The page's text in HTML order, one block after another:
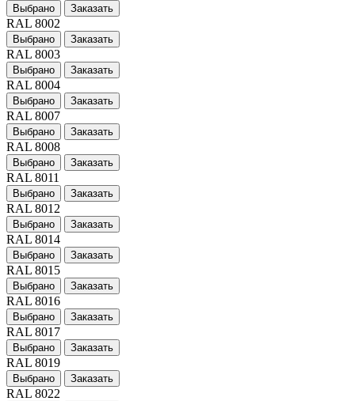
Выбрано Заказать
RAL 8002
Выбрано Заказать
RAL 8003
Выбрано Заказать
RAL 8004
Выбрано Заказать
RAL 8007
Выбрано Заказать
RAL 8008
Выбрано Заказать
RAL 8011
Выбрано Заказать
RAL 8012
Выбрано Заказать
RAL 8014
Выбрано Заказать
RAL 8015
Выбрано Заказать
RAL 8016
Выбрано Заказать
RAL 8017
Выбрано Заказать
RAL 8019
Выбрано Заказать
RAL 8022